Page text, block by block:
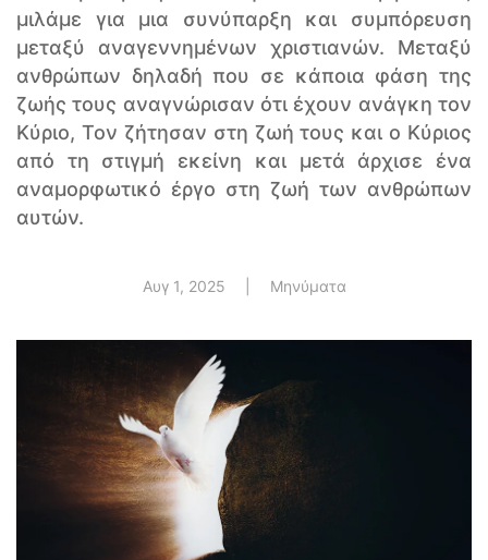
μιλάμε για μια συνύπαρξη και συμπόρευση
μεταξύ αναγεννημένων χριστιανών. Μεταξύ
ανθρώπων δηλαδή που σε κάποια φάση της
ζωής τους αναγνώρισαν ότι έχουν ανάγκη τον
Κύριο, Τον ζήτησαν στη ζωή τους και ο Κύριος
από τη στιγμή εκείνη και μετά άρχισε ένα
αναμορφωτικό έργο στη ζωή των ανθρώπων
αυτών.
Αυγ 1, 2025 Μηνύματα